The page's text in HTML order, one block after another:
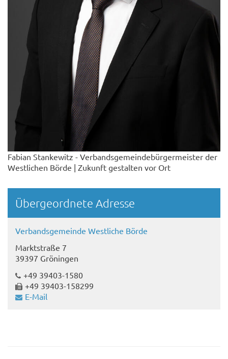
Fabian Stankewitz - Verbandsgemeindebürgermeister der
Westlichen Börde | Zukunft gestalten vor Ort
Übergeordnete Adresse
Verbandsgemeinde Westliche Börde
Marktstraße 7
39397 Gröningen
+49 39403-1580
+49 39403-158299
E-Mail